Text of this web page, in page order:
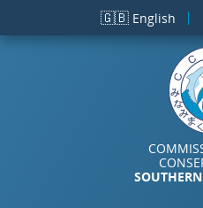
メインコンテンツに移動
🇬🇧 English